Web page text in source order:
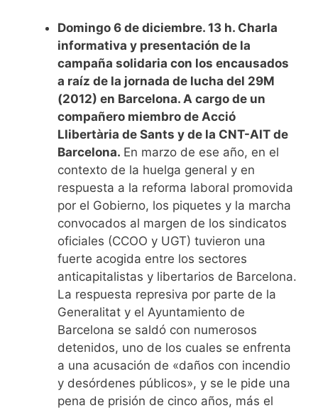
Domingo 6 de diciembre. 13 h. Charla
informativa y presentación de la
campaña solidaria con los encausados
a raíz de la jornada de lucha del 29M
(2012) en Barcelona. A cargo de un
compañero miembro de Acció
Llibertària de Sants y de la CNT-AIT de
Barcelona. En marzo de ese año, en el
contexto de la huelga general y en
respuesta a la reforma laboral promovida
por el Gobierno, los piquetes y la marcha
convocados al margen de los sindicatos
oficiales (CCOO y UGT) tuvieron una
fuerte acogida entre los sectores
anticapitalistas y libertarios de Barcelona.
La respuesta represiva por parte de la
Generalitat y el Ayuntamiento de
Barcelona se saldó con numerosos
detenidos, uno de los cuales se enfrenta
a una acusación de «daños con incendio
y desórdenes públicos», y se le pide una
pena de prisión de cinco años, más el